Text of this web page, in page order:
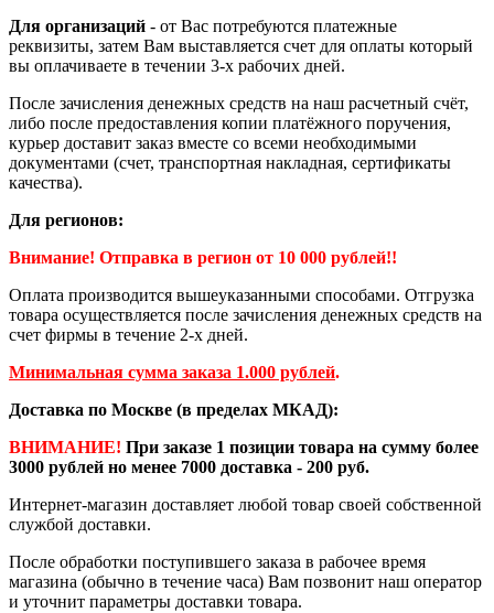
Для организаций - от Вас потребуются платежные
реквизиты, затем Вам выставляется счет для оплаты который
вы оплачиваете в течении 3-х рабочих дней.
После зачисления денежных средств на наш расчетный счёт,
либо после предоставления копии платёжного поручения,
курьер доставит заказ вместе со всеми необходимыми
документами (счет, транспортная накладная, сертификаты
качества).
Для регионов:
Внимание! Отправка в регион от 10 000 рублей!!
Оплата производится вышеуказанными способами. Отгрузка
товара осуществляется после зачисления денежных средств на
счет фирмы в течение 2-х дней.
Минимальная сумма заказа 1.000 рублей.
Доставка по Москве (в пределах МКАД):
ВНИМАНИЕ! При заказе 1 позиции товара на сумму более
3000 рублей но менее 7000 доставка - 200 руб.
Интернет-магазин доставляет любой товар своей собственной
службой доставки.
После обработки поступившего заказа в рабочее время
магазина (обычно в течение часа) Вам позвонит наш оператор
и уточнит параметры доставки товара.